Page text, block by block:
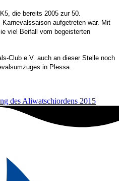
die bereits 2005 zur 50.
aufgetreten war. Mit
viel Beifall vom begeisterten
Club e.V. auch an dieser Stelle noch
in Plessa.
des Aliwatschiordens 2015